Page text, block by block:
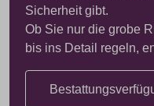
Sicherheit gibt.
Ob Sie nur die grobe
bis ins Detail regeln,